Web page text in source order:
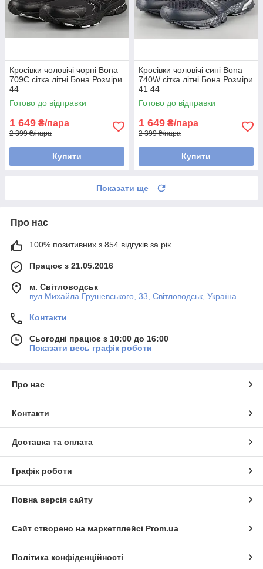
Кросівки чоловічі чорні Bona
709C сітка літні Бона Розміри
44
Готово до відправки
1 649 ₴/пара
2 399 ₴/пара
Купити
Кросівки чоловічі сині Bona
740W сітка літні Бона Розміри
41 44
Готово до відправки
1 649 ₴/пара
2 399 ₴/пара
Купити
Показати ще
Про нас
100% позитивних з 854 відгуків за рік
Працює з 21.05.2016
м. Світловодськ
вул.Михайла Грушевського, 33, Світловодськ, Україна
Контакти
Сьогодні працює з 10:00 до 16:00
Показати весь графік роботи
Про нас
Контакти
Доставка та оплата
Графік роботи
Повна версія сайту
Сайт створено на маркетплейсі Prom.ua
Політика конфіденційності